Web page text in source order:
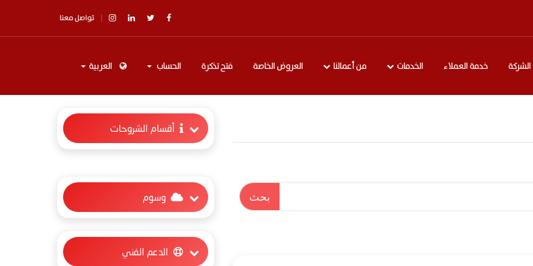
تواصل معنا
خدمة العملاء الخدمات من أعمالنا العروض الخاصة فتح تذكرة الحساب العربية
أقسام الشروحات
وسوم
الدعم الفني